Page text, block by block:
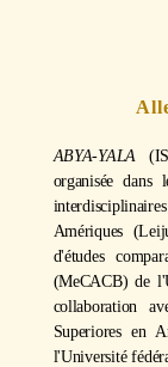
ABYA-YALA
organisée dans
Amériques
d'études
(MeCACB) de
collaboration
Superiores en
l'Université